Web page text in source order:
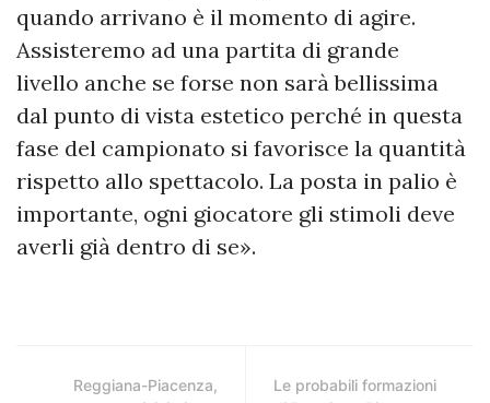
quando arrivano è il momento di agire.
Assisteremo ad una partita di grande
livello anche se forse non sarà bellissima
dal punto di vista estetico perché in questa
fase del campionato si favorisce la quantità
rispetto allo spettacolo. La posta in palio è
importante, ogni giocatore gli stimoli deve
averli già dentro di se».
Reggiana-Piacenza,
Le probabili formazioni